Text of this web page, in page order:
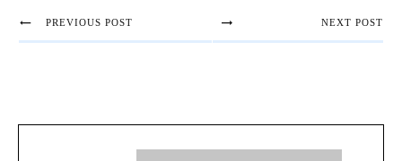
PREVIOUS POST NEXT POST